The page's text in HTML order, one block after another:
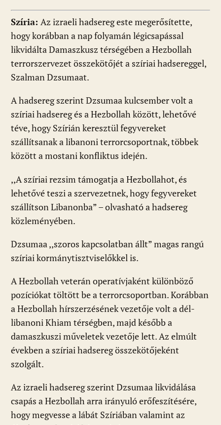
Szíria: Az izraeli hadsereg este megerősítette,
hogy korábban a nap folyamán légicsapással
likvidálta Damaszkusz térségében a Hezbollah
terrorszervezet összekötőjét a szíriai hadsereggel,
Szalman Dzsumaat.
A hadsereg szerint Dzsumaa kulcsember volt a
szíriai hadsereg és a Hezbollah között, lehetővé
téve, hogy Szírián keresztül fegyvereket
szállítsanak a libanoni terrorcsoportnak, többek
között a mostani konfliktus idején.
,,A szíriai rezsim támogatja a Hezbollahot, és
lehetővé teszi a szervezetnek, hogy fegyvereket
szállítson Libanonba” – olvasható a hadsereg
közleményében.
Dzsumaa ,,szoros kapcsolatban állt” magas rangú
szíriai kormánytisztviselőkkel is.
A Hezbollah veterán operatívjaként különböző
pozíciókat töltött be a terrorcsoportban. Korábban
a Hezbollah hírszerzésének vezetője volt a dél-
libanoni Khiam térségben, majd később a
damaszkuszi műveletek vezetője lett. Az elmúlt
években a szíriai hadsereg összekötőjeként
szolgált.
Az izraeli hadsereg szerint Dzsumaa likvidálása
csapás a Hezbollah arra irányuló erőfeszítésére,
hogy megvesse a lábát Szíriában valamint az